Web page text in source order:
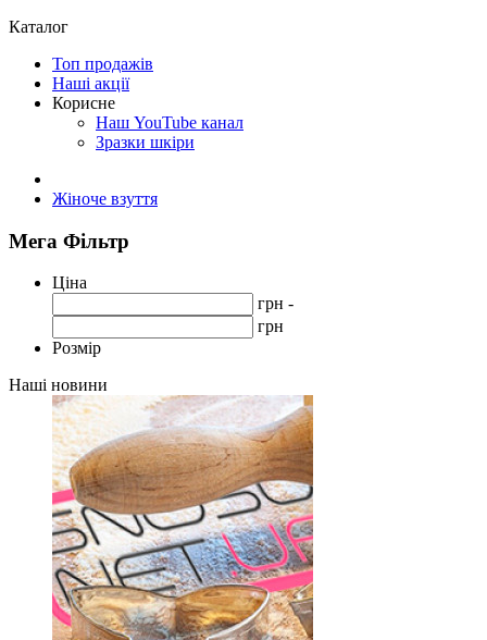
Каталог
Топ продажів
Наші акції
Корисне
Наш YouTube канал
Зразки шкіри
Жіноче взуття
Мега Фільтр
Ціна
грн -
грн
Розмір
Наші новини